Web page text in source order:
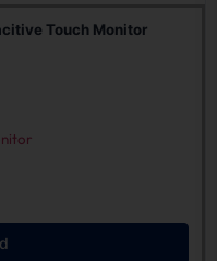
Touch Monitor